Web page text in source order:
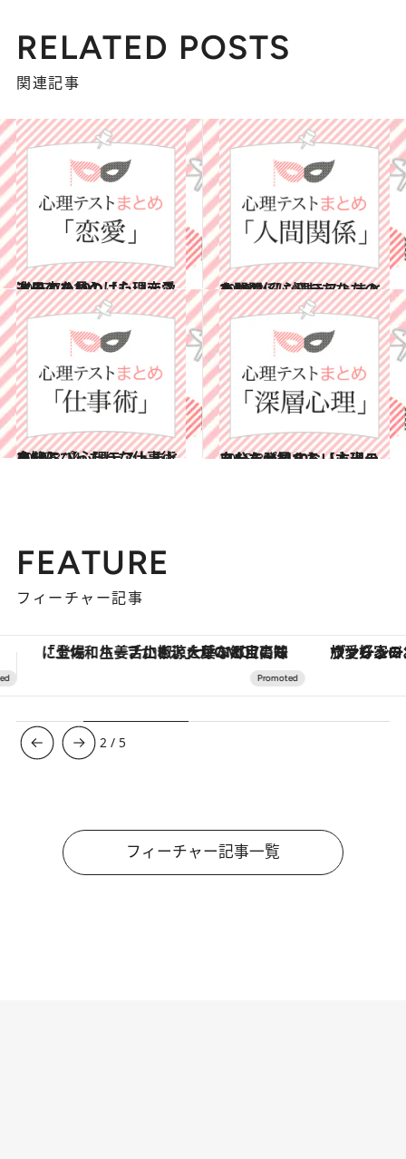
RELATED POSTS
関連記事
2015.7.31
次の恋を見つけたい恋愛迷子のための【心理テストまとめ10】
占い 2015.8.7
人間関係に悩むあなたのための 【心理テストまとめ10】
占い
2015.8.14
自分にぴったりな仕事術を知る 【心理テストまとめ10】
占い 2015.8.21
あなたが知らない本当の自分を発見する【心理テストまとめ10】
占い
FEATURE
フィーチャー記事
ヴァシュロン・コンスタンタン「オーヴァーシーズ・オートマティック」。旅愛好家のお気に入りコレクションから、ジェンダーレスな新作が登場
3 / 5
フィーチャー記事一覧